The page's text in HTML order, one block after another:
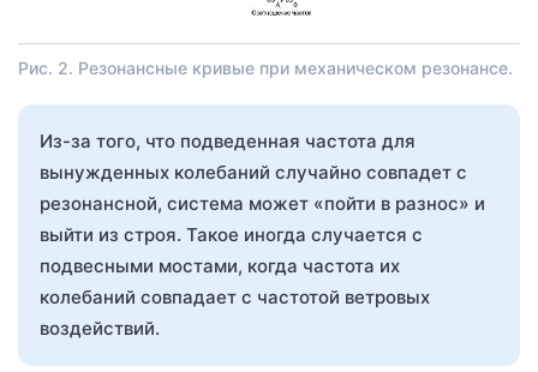
Рис. 2. Резонансные кривые при механическом резонансе.
Из-за того, что подведенная частота для
вынужденных колебаний случайно совпадет с
резонансной, система может «пойти в разнос» и
выйти из строя. Такое иногда случается с
подвесными мостами, когда частота их
колебаний совпадает с частотой ветровых
воздействий.